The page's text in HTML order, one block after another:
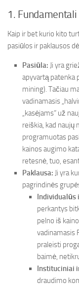
1.
Kaip ir bet kurio kito
pasiūlos ir paklausos
Pasiūla: Ji yra
apyvartą patenka
mining). Tačiau
vadinamasis
„kasėjams“ už
reiškia, kad naujų
programuotas
kainos augimo
retesnė, tuo,
Paklausa: Ji yra
pagrindinės
Individualūs
perkantys
pelno iš
vadinamasis
praleisti
baimė,
Instituciniai
draudimo